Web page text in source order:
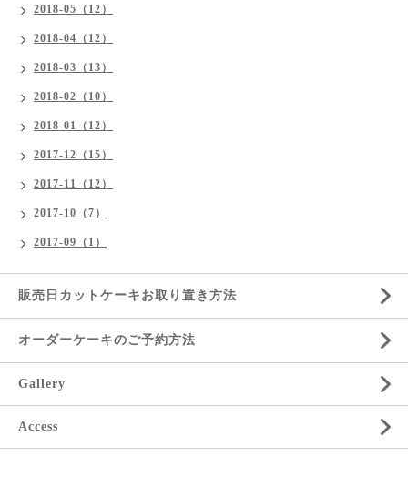
2018-05（12）
2018-04（12）
2018-03（13）
2018-02（10）
2018-01（12）
2017-12（15）
2017-11（12）
2017-10（7）
2017-09（1）
販売日カットケーキお取り置き方法
オーダーケーキのご予約方法
Gallery
Access